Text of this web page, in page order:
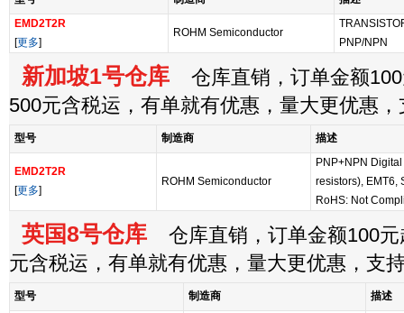
EMD2T2R
[更多]
ROHM Semiconductor
PNP/NPN
新加坡1号仓库 仓库直销，订单金额
500元含税运，有单就有优惠，量大更优惠
型号 制造商 描述
EMD2T2R
[更多]
ROHM Semiconductor
PNP+NPN
resistors), EMT6,
RoHS: Not
英国8号仓库 仓库直销，订单金额100元
元含税运，有单就有优惠，量大更优惠，支
型号 制造商
描述